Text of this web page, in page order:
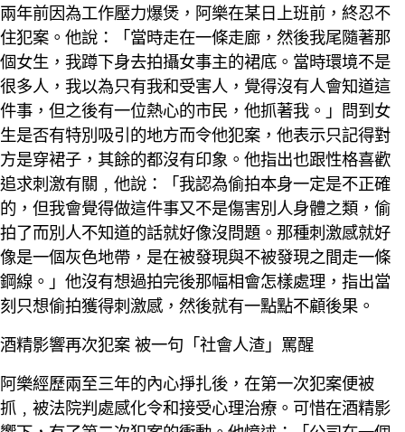
兩年前因為工作壓力爆煲，阿樂在某日上班前，終忍不
住犯案。他說：「當時走在一條走廊，然後我尾隨著那
個女生，我蹲下身去拍攝女事主的裙底。當時環境不是
很多人，我以為只有我和受害人，覺得沒有人會知道這
件事，但之後有一位熱心的市民，他抓著我。」問到女
生是否有特別吸引的地方而令他犯案，他表示只記得對
方是穿裙子，其餘的都沒有印象。他指出也跟性格喜歡
追求刺激有關﹐他說：「我認為偷拍本身一定是不正確
的，但我會覺得做這件事又不是傷害別人身體之類，偷
拍了而別人不知道的話就好像沒問題。那種刺激感就好
像是一個灰色地帶，是在被發現與不被發現之間走一條
鋼線。」他沒有想過拍完後那幅相會怎樣處理，指出當
刻只想偷拍獲得刺激感，然後就有一點點不顧後果。
酒精影響再次犯案 被一句「社會人渣」罵醒
阿樂經歷兩至三年的內心掙扎後，在第一次犯案便被
抓﹐被法院判處感化令和接受心理治療。可惜在酒精影